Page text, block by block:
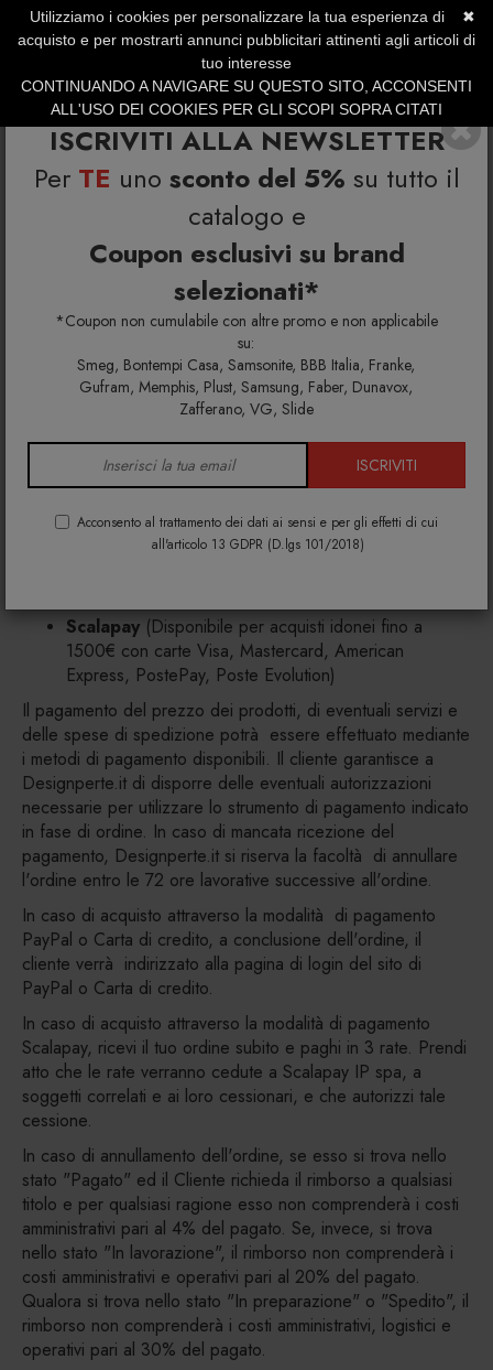
ISCRIVITI ALLA NEWSLETTER
Per TE uno sconto del 5% su tutto il
catalogo e
Coupon esclusivi su brand
selezionati*
*Coupon non cumulabile con altre promo e non applicabile
su:
Smeg, Bontempi Casa, Samsonite, BBB Italia, Franke,
Gufram, Memphis, Plust, Samsung, Faber, Dunavox,
Zafferano, VG, Slide
ISCRIVITI
Acconsento al trattamento dei dati ai sensi e per gli effetti di cui
all'articolo 13 GDPR (D.lgs 101/2018)
SERVIZIO CLIENTI +39.0773.470.562
SUMMER SALES | Fino al 31 Agosto
Home Metodi di pagamento
Metodi di pagamento
Designperte.it mette a disposizione dei suoi clienti i
seguenti metodi di pagamento:
PayPal
PayPal3*(Paga in 3 rate è disponibile per acquisti
Amazon Pay(Verrà incassato in prossimità
dell'approntamento della merce)
Scalapay (Disponibile per acquisti idonei fino a
1500€ con carte Visa, Mastercard, American
Express, PostePay, Poste Evolution)
Il pagamento del prezzo dei prodotti, di eventuali servizi e
delle spese di spedizione potrà essere effettuato mediante
i metodi di pagamento disponibili. Il cliente garantisce a
Designperte.it di disporre delle eventuali autorizzazioni
necessarie per utilizzare lo strumento di pagamento indicato
in fase di ordine. In caso di mancata ricezione del
pagamento, Designperte.it si riserva la facoltà di annullare
l'ordine entro le 72 ore lavorative successive all'ordine.
In caso di acquisto attraverso la modalità di pagamento
PayPal o Carta di credito, a conclusione dell'ordine, il
cliente verrà indirizzato alla pagina di login del sito di
PayPal o Carta di credito.
In caso di acquisto attraverso la modalità di pagamento
Scalapay, ricevi il tuo ordine subito e paghi in 3 rate. Prendi
atto che le rate verranno cedute a Scalapay IP spa, a
soggetti correlati e ai loro cessionari, e che autorizzi tale
cessione.
In caso di annullamento dell'ordine, se esso si trova nello
stato "Pagato" ed il Cliente richieda il rimborso a qualsiasi
titolo e per qualsiasi ragione esso non comprenderà i costi
amministrativi pari al 4% del pagato. Se, invece, si trova
nello stato "In lavorazione", il rimborso non comprenderà i
costi amministrativi e operativi pari al 20% del pagato.
Qualora si trova nello stato "In preparazione" o "Spedito", il
rimborso non comprenderà i costi amministrativi, logistici e
operativi pari al 30% del pagato.
✖
Utilizziamo i cookies per personalizzare la tua esperienza di
acquisto e per mostrarti annunci pubblicitari attinenti agli articoli di
tuo interesse
CONTINUANDO A NAVIGARE SU QUESTO SITO, ACCONSENTI
ALL'USO DEI COOKIES PER GLI SCOPI SOPRA CITATI